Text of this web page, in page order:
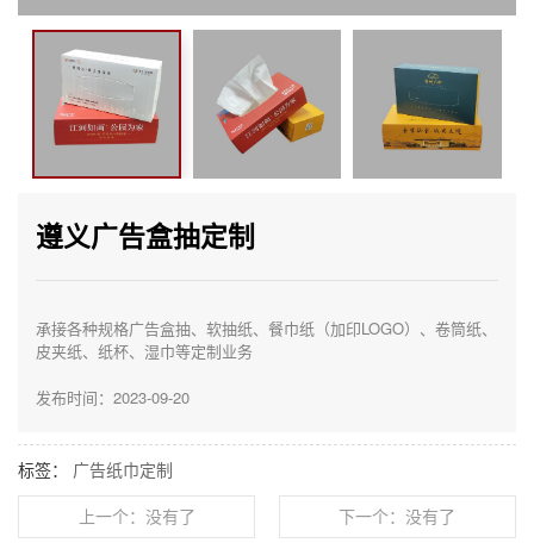
遵义广告盒抽定制
承接各种规格广告盒抽、软抽纸、餐巾纸（加印LOGO）、卷筒纸、
皮夹纸、纸杯、湿巾等定制业务
发布时间：2023-09-20
标签： 广告纸巾定制
上一个：没有了
下一个：没有了